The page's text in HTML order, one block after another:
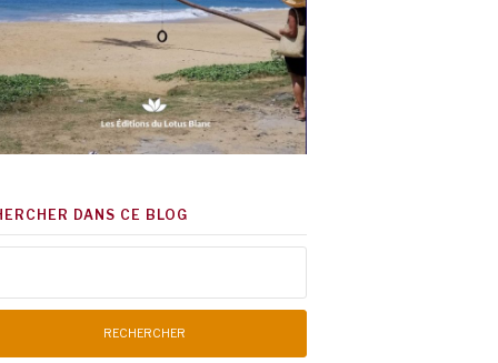
DANS CE BLOG